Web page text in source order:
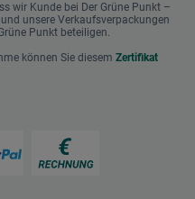
wir Kunde bei Der Grüne Punkt –
unsere Verkaufsverpackungen
Punkt beteiligen.
können Sie diesem Zertifikat